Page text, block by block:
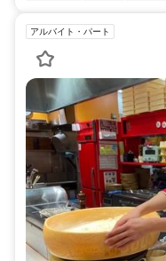
アルバイト・パート